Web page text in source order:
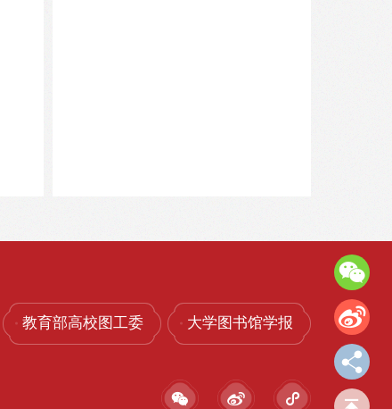
教育部高校图工委 大学图书馆学报